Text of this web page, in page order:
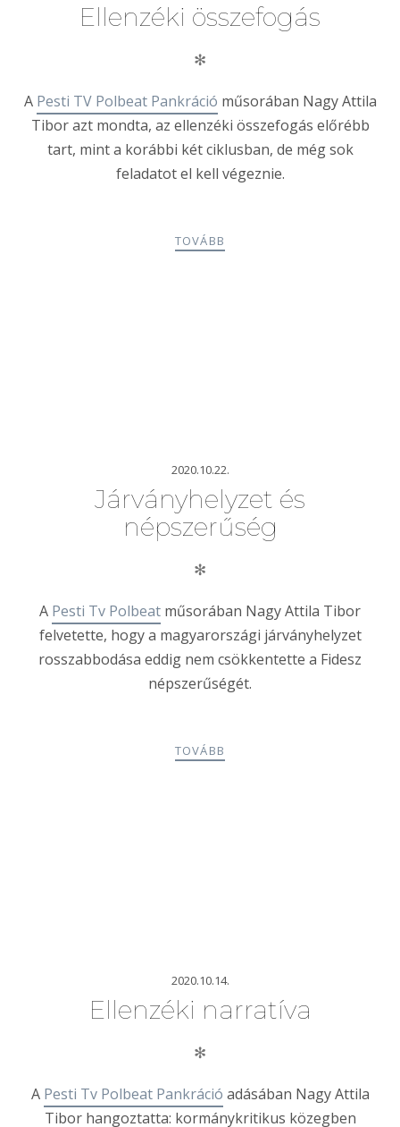
Ellenzéki összefogás
✻
A Pesti TV Polbeat Pankráció műsorában Nagy Attila
Tibor azt mondta, az ellenzéki összefogás előrébb
tart, mint a korábbi két ciklusban, de még sok
feladatot el kell végeznie.
TOVÁBB
2020.10.22.
Járványhelyzet és
népszerűség
✻
A Pesti Tv Polbeat műsorában Nagy Attila Tibor
felvetette, hogy a magyarországi járványhelyzet
rosszabbodása eddig nem csökkentette a Fidesz
népszerűségét.
TOVÁBB
2020.10.14.
Ellenzéki narratíva
✻
A Pesti Tv Polbeat Pankráció adásában Nagy Attila
Tibor hangoztatta: kormánykritikus közegben